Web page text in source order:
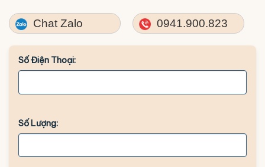
Chat Zalo 0941.900.823
Số Điện Thoại:
Số Lượng: